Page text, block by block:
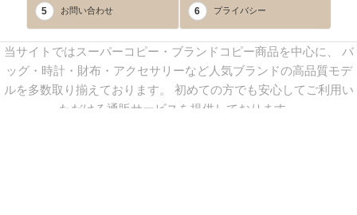
5 お問い合わせ 6 プライバシー
当サイトではスーパーコピー・ブランドコピー商品を中心に、 バ
ッグ・時計・財布・アクセサリーなど人気ブランドの高品質モデ
ルを多数取り揃えております。 初めての方でも安心してご利用い
ただける通販サービスを提供しております。